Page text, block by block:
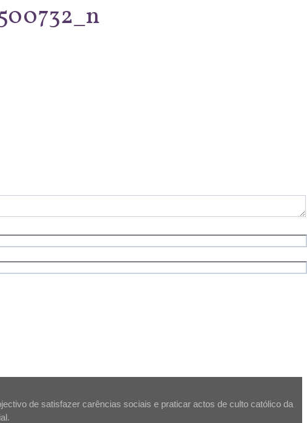
de satisfazer carências sociais e praticar actos de culto católico da